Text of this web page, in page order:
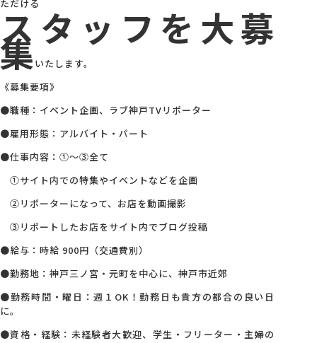
お問い合わせ
ただける
スタッフを大募
集 いたします。
《募集要項》
●職種：イベント企画、ラブ神戸TVリポーター
●雇用形態：アルバイト・パート
●仕事内容：①～③全て
①サイト内での特集やイベントなどを企画
②リポーターになって、お店を動画撮影
③リポートしたお店をサイト内でブログ投稿
●給与：時給 900円（交通費別）
●勤務地：神戸三ノ宮・元町を中心に、神戸市近郊
●勤務時間・曜日：週１OK！勤務日も貴方の都合の良い日
に。
●資格・経験：未経験者大歓迎、学生・フリーター・主婦の